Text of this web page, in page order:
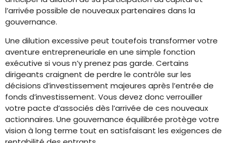
l’arrivée possible de nouveaux partenaires dans la
gouvernance.
Une dilution excessive peut toutefois transformer votre
aventure entrepreneuriale en une simple fonction
exécutive si vous n’y prenez pas garde. Certains
dirigeants craignent de perdre le contrôle sur les
décisions d’investissement majeures après l’entrée de
fonds d’investissement. Vous devez donc verrouiller
votre pacte d’associés dès l’arrivée de ces nouveaux
actionnaires. Une gouvernance équilibrée protège votre
vision à long terme tout en satisfaisant les exigences de